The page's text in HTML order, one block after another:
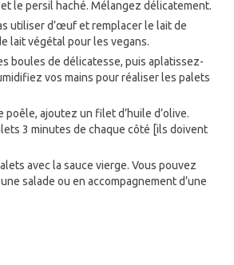
le persil haché. Mélangez délicatement.
utiliser d’œuf et remplacer le lait de
lait végétal pour les vegans.
boules de délicatesse, puis aplatissez-
vos mains pour réaliser les palets
poêle, ajoutez un filet d’huile d’olive.
3 minutes de chaque côté [ils doivent
avec la sauce vierge. Vous pouvez
salade ou en accompagnement d’une